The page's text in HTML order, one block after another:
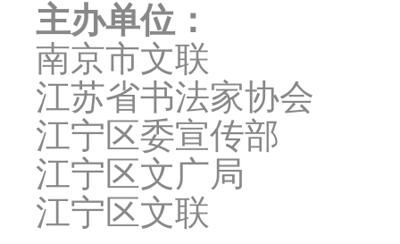
主办单位：
南京市文联
江苏省书法家协会
江宁区委宣传部
江宁区文广局
江宁区文联